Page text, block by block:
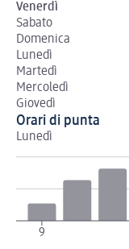
Venerdì
Sabato
Domenica
Lunedì
Martedì
Mercoledì
Giovedì
Orari di punta
Lunedì
9